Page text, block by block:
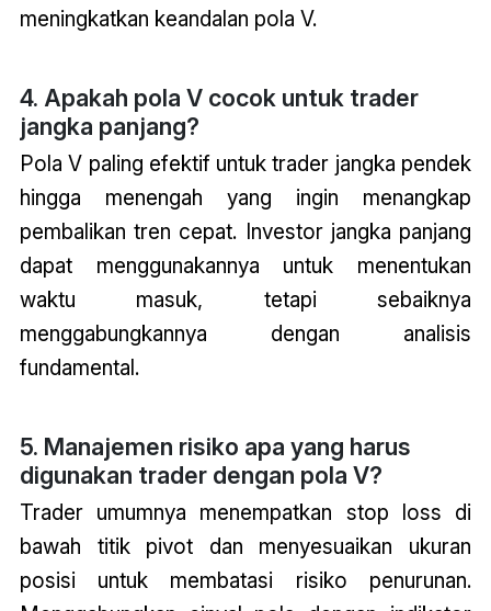
meningkatkan keandalan pola V.
4. Apakah pola V cocok untuk trader
jangka panjang?
Pola V paling efektif untuk trader jangka pendek
hingga menengah yang ingin menangkap
pembalikan tren cepat. Investor jangka panjang
dapat menggunakannya untuk menentukan
waktu masuk, tetapi sebaiknya
menggabungkannya dengan analisis
fundamental.
5. Manajemen risiko apa yang harus
digunakan trader dengan pola V?
Trader umumnya menempatkan stop loss di
bawah titik pivot dan menyesuaikan ukuran
posisi untuk membatasi risiko penurunan.